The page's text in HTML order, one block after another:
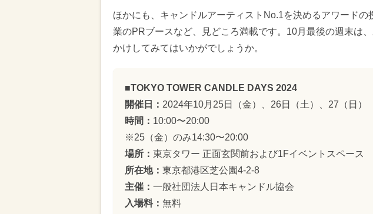
ほかにも、キャンドルアーティストNo.1を決めるアワードの
業のPRブースなど、見どころ満載です。10月最後の週末は
かけしてみてはいかがでしょうか。
■TOKYO TOWER CANDLE DAYS 2024
開催日： 2024年10月25日（金）、26日（土）、27（日）
時間： 10:00〜20:00
※25（金）のみ14:30〜20:00
場所： 東京タワー 正面玄関前および1Fイベントスペース
所在地： 東京都港区芝公園4-2-8
主催： 一般社団法人日本キャンドル協会
入場料： 無料